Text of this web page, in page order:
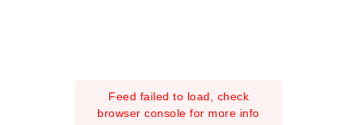
Feed failed to load, check
browser console for more info